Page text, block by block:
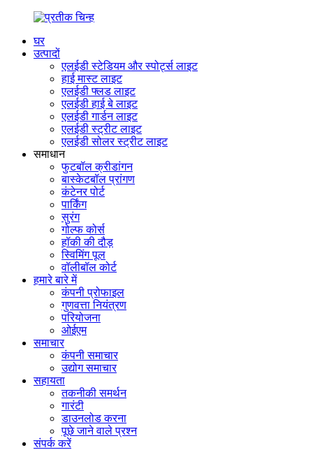
घर
उत्पादों
एलईडी स्टेडियम और स्पोर्ट्स लाइट
हाई मास्ट लाइट
एलईडी फ्लड लाइट
एलईडी हाई बे लाइट
एलईडी गार्डन लाइट
एलईडी स्ट्रीट लाइट
एलईडी सोलर स्ट्रीट लाइट
समाधान
फुटबॉल क्रीडांगन
बास्केटबॉल प्रांगण
कंटेनर पोर्ट
पार्किंग
सुरंग
गोल्फ कोर्स
हॉकी की दौड़
स्विमिंग पूल
वॉलीबॉल कोर्ट
हमारे बारे में
कंपनी प्रोफाइल
गुणवत्ता नियंत्रण
परियोजना
ओईएम
समाचार
कंपनी समाचार
उद्योग समाचार
सहायता
तकनीकी समर्थन
गारंटी
डाउनलोड करना
पूछे जाने वाले प्रश्न
संपर्क करें